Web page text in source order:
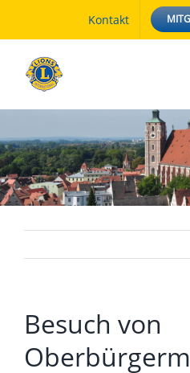
springen
Kontakt
Besuch von